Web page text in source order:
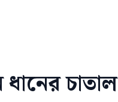
চাতাল